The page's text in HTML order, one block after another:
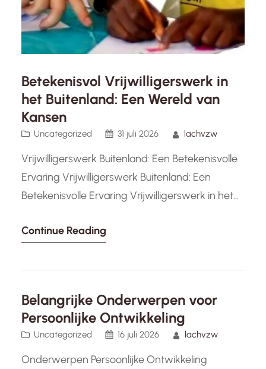
Betekenisvol Vrijwilligerswerk in
het Buitenland: Een Wereld van
Kansen
Uncategorized 31 juli 2026 lachvzw
Vrijwilligerswerk Buitenland: Een Betekenisvolle
Ervaring Vrijwilligerswerk Buitenland: Een
Betekenisvolle Ervaring Vrijwilligerswerk in het
verschil te maken in gemeenschappen over de
nieuwe culturen te ontdekken en je horizon te
positieve verandering en…
Continue Reading
Belangrijke Onderwerpen voor
Persoonlijke Ontwikkeling
Uncategorized 16 juli 2026 lachvzw
Onderwerpen Persoonlijke Ontwikkeling